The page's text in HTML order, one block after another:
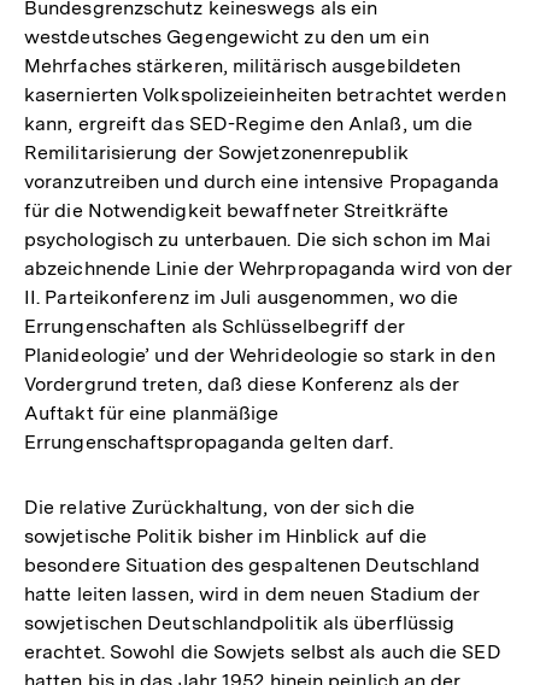
Fußnote
Bundesgrenzschutz keineswegs als ein
westdeutsches Gegengewicht zu den um ein
Mehrfaches stärkeren, militärisch ausgebildeten
kasernierten Volkspolizeieinheiten betrachtet werden
kann, ergreift das SED-Regime den Anlaß, um die
Remilitarisierung der Sowjetzonenrepublik
voranzutreiben und durch eine intensive Propaganda
für die Notwendigkeit bewaffneter Streitkräfte
psychologisch zu unterbauen. Die sich schon im Mai
abzeichnende Linie der Wehrpropaganda wird von der
II. Parteikonferenz im Juli ausgenommen, wo die
Errungenschaften als Schlüsselbegriff der
Planideologie’ und der Wehrideologie so stark in den
Vordergrund treten, daß diese Konferenz als der
Auftakt für eine planmäßige
Errungenschaftspropaganda gelten darf.
Die relative Zurückhaltung, von der sich die
sowjetische Politik bisher im Hinblick auf die
besondere Situation des gespaltenen Deutschland
hatte leiten lassen, wird in dem neuen Stadium der
sowjetischen Deutschlandpolitik als überflüssig
erachtet. Sowohl die Sowjets selbst als auch die SED
hatten bis in das Jahr 1952 hinein peinlich an der